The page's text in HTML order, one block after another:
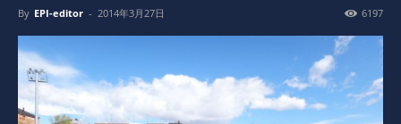
By EPI-editor - 2014年3月27日 6197